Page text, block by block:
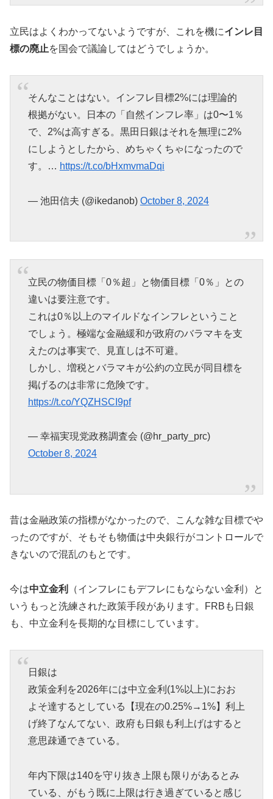
立民はよくわかってないようですが、これを機にインレ目
標の廃止を国会で議論してはどうでしょうか。
そんなことはない。インフレ目標2%には理論的
根拠がない。日本の「自然インフレ率」は0〜1％
で、2%は高すぎる。黒田日銀はそれを無理に2%
にしようとしたから、めちゃくちゃになったので
す。… https://t.co/bHxmvmaDqi
— 池田信夫 (@ikedanob) October 8, 2024
立民の物価目標「0％超」と物価目標「0％」との
違いは要注意です。
これは0％以上のマイルドなインフレということ
でしょう。極端な金融緩和が政府のバラマキを支
えたのは事実で、見直しは不可避。
しかし、増税とバラマキが公約の立民が同目標を
掲げるのは非常に危険です。
https://t.co/YQZHSCI9pf
— 幸福実現党政務調査会 (@hr_party_prc)
October 8, 2024
昔は金融政策の指標がなかったので、こんな雑な目標でや
ったのですが、そもそも物価は中央銀行がコントロールで
きないので混乱のもとです。
今は中立金利
（インフレにもデフレにもならない金利）と
いうもっと洗練された政策手段があります。FRBも日銀
も、中立金利を長期的な目標にしています。
日銀は
政策金利を2026年には中立金利(1%以上)におお
よそ達するとしている【現在の0.25%→1%】利上
げ終了なんてない、政府も日銀も利上げはすると
意思疎通できている。
年内下限は140を守り抜き上限も限りがあるとみ
ている、がもう既に上限は行き過ぎていると感じ